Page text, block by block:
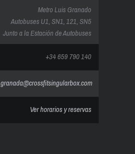
Metro Luis Granado
Autobuses U1, SN1, 121, SN5
Junto a la Estación de Autobuses
+34 659 790 140
granada@crossfitsingularbox.com
Ver horarios y reservas